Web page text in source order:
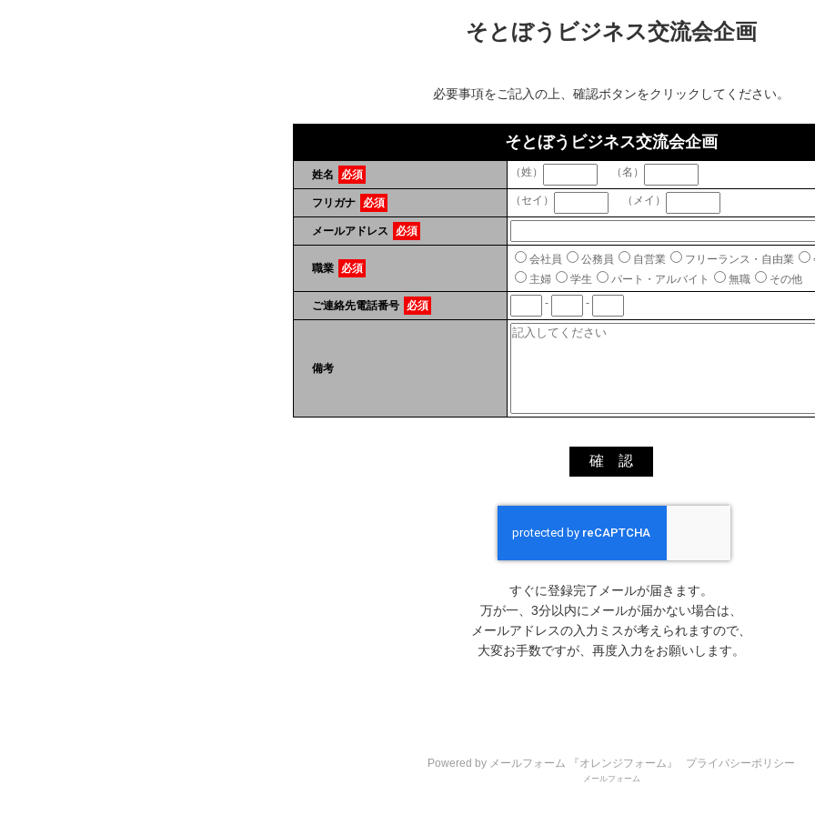
そとぼうビジネス交流会企画
必要事項をご記入の上、確認ボタンをクリックしてください。
そとぼうビジネス交流会企画
姓名 必須 （姓） （名）
フリガナ 必須 （セイ） （メイ）
メールアドレス 必須
職業 必須
会社員 公務員 自営業 フリーランス・自由業
主婦
学生 パート・アルバイト 無職 その他
ご連絡先電話番号 必須 - -
備考
すぐに登録完了メールが届きます。
万が一、3分以内にメールが届かない場合は、
メールアドレスの入力ミスが考えられますので、
大変お手数ですが、再度入力をお願いします。
Powered by メールフォーム 『オレンジフォーム』 プライバシーポリシー
メールフォーム